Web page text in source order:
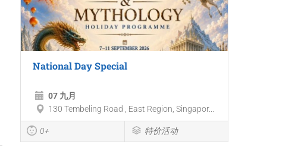
National Day Special
07 九月
130 Tembeling Road , East Region, Singapor...
0+ 特价活动